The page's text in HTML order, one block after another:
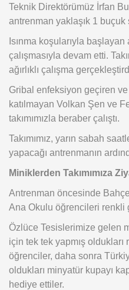
Teknik Direktörümüz İrfan
antrenman yaklaşık 1 buçuk
Isınma koşularıyla
çalışmasıyla devam etti.
ağırlıklı çalışma
Gribal enfeksiyon geçiren
katılmayan Volkan Şen ve
takımımızla beraber çalıştı.
Takımımız, yarın sabah
yapacağı antrenmanın
Miniklerden Takımımıza
Antrenman öncesinde
Ana Okulu öğrencileri renkli
Özlüce Tesislerimize gelen
için tek tek yapmış
öğrenciler, daha sonra
oldukları minyatür kupayı
hediye ettiler.